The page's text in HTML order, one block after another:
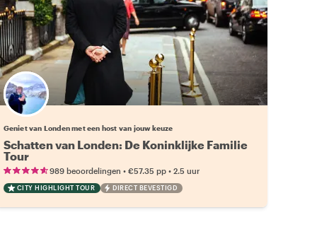
Kies jouw favoriete local
Geniet van Londen met een host van jouw keuze
Schatten van Londen: De Koninklijke Familie
Tour
989 beoordelingen • €57.35 pp• 2.5 uur
CITY HIGHLIGHT TOUR DIRECT BEVESTIGD